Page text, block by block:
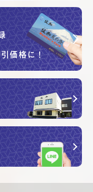
価格に！